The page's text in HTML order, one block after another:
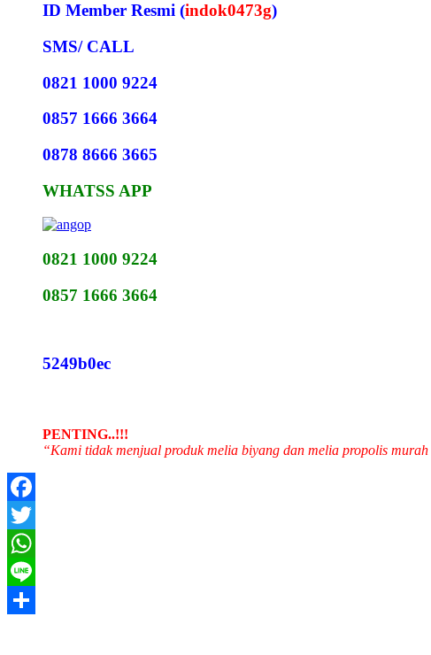
ID Member Resmi (indok0473g)
SMS/ CALL
0821 1000 9224
0857 1666 3664
0878 8666 3665
WHATSS APP
0821 1000 9224
0857 1666 3664
5249b0ec
PENTING..!!!
“Kami tidak menjual produk melia biyang dan melia propolis murah
Facebook
Twitter
WhatsApp
Line